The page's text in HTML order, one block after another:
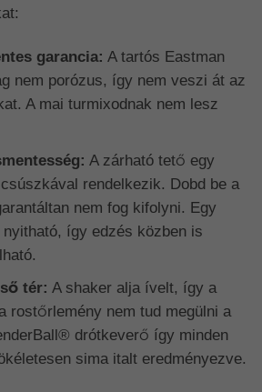
garancia: A tartós Eastman
nem porózus, így nem veszi át az
A mai turmixodnak nem lesz
A zárható tető egy
rendelkezik. Dobd be a
nem fog kifolyni. Egy
így edzés közben is
tér: A shaker alja ívelt, így a
rostőrlemény nem tud megülni a
drótkeverő így minden
sima italt eredményezve.